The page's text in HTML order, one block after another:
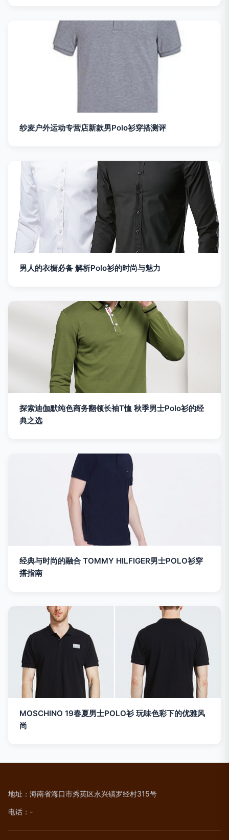
纱麦户外运动专营店新款男Polo衫穿搭测评
男人的衣橱必备 解析Polo衫的时尚与魅力
探索迪伽默纯色商务翻领长袖T恤 秋季男士Polo衫的经
典之选
经典与时尚的融合 TOMMY HILFIGER男士POLO衫穿
搭指南
MOSCHINO 19春夏男士POLO衫 玩味色彩下的优雅风
尚
地址：海南省海口市秀英区永兴镇罗经村315号
电话：-